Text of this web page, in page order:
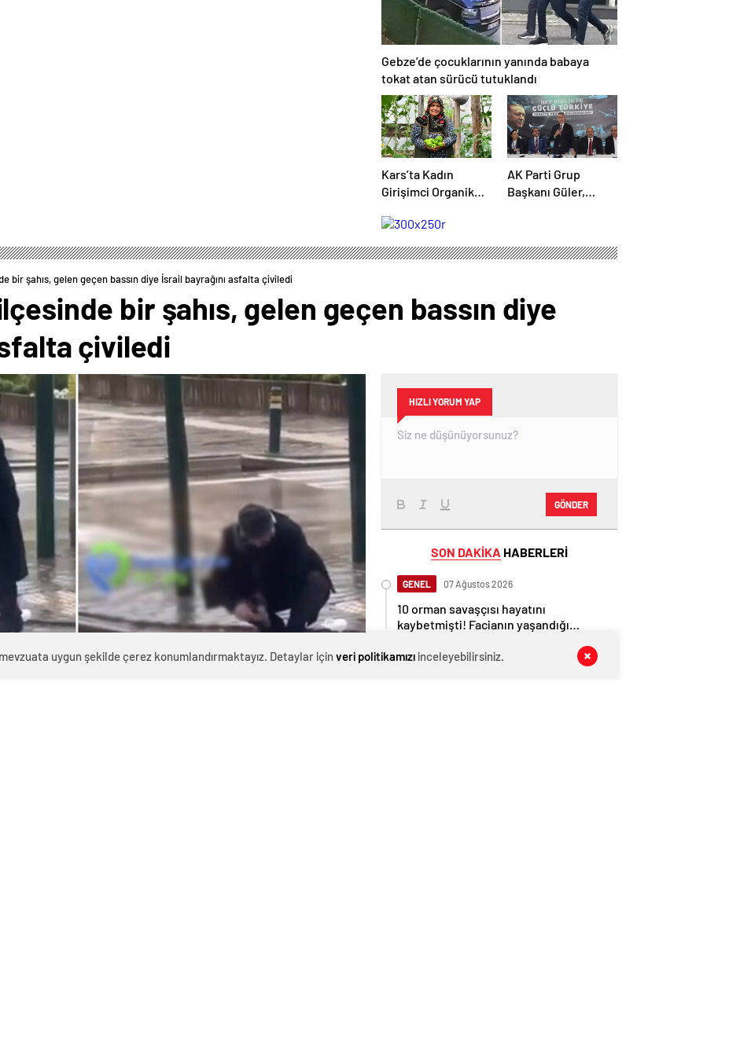
Gebze’de çocuklarının yanında babaya
tokat atan sürücü tutuklandı
Kars’ta Kadın
Girişimci Organik
Başarı Elde Etti
AK Parti Grup
Başkanı Güler,
Buluşmaları”nda
konuştu Açıklaması
bir şahıs, gelen geçen bassın diye İsrail bayrağını asfalta çiviledi
bir şahıs, gelen geçen bassın diye
çiviledi
HIZLI YORUM YAP
GÖNDER
SON DAKİKA HABERLERİ
GENEL 07 Ağustos 2026
10 orman savaşçısı hayatını
kaybetmişti! Facianın yaşandığı
GENEL 07 Ağustos 2026
uygun şekilde çerez konumlandırmaktayız. Detaylar için veri politikamızıinceleyebilirsiniz.